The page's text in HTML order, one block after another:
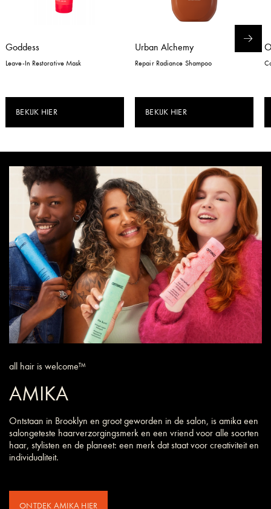
Goddess
Leave-In Restorative Mask
BEKIJK HIER
Urban Alchemy
Repair Radiance Shampoo
BEKIJK HIER
all hair is welcome™
AMIKA
Ontstaan in Brooklyn en groot geworden in de salon, is amika een
salongeteste haarverzorgings­merk en een vriend voor alle soorten
haar, stylisten en de planeet: een merk dat staat voor creativiteit en
individualiteit.
ONTDEK AMIKA HIER